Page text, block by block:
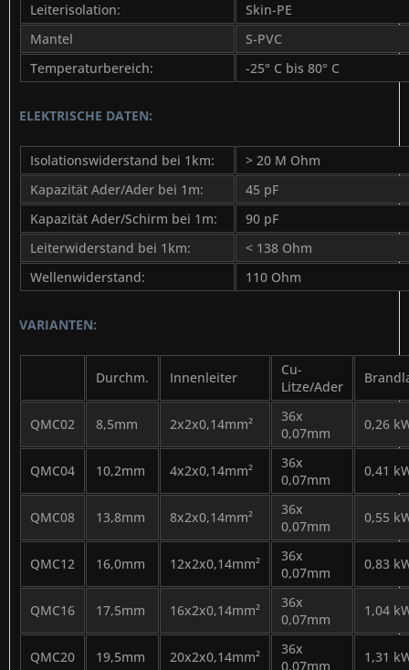
Leiterisolation:
Skin-PE
Mantel
S-PVC
Temperaturbereich:
-25° C bis 80° C
ELEKTRISCHE DATEN:
Isolationswiderstand bei 1km:
> 20 M Ohm
Kapazität Ader/Ader bei 1m:
45 pF
Kapazität Ader/Schirm bei 1m:
90 pF
Leiterwiderstand bei 1km:
< 138 Ohm
Wellenwiderstand:
110 Ohm
VARIANTEN:
Durchm. Innenleiter
Cu-
Litze/Ader
QMC02 8,5mm 2x2x0,14mm²
36x
0,07mm
0,26
QMC04 10,2mm 4x2x0,14mm²
36x
0,07mm
0,41
QMC08 13,8mm 8x2x0,14mm²
36x
0,07mm
0,55
QMC12 16,0mm 12x2x0,14mm²
36x
0,07mm
0,83
QMC16 17,5mm 16x2x0,14mm²
36x
0,07mm
1,04
QMC20 19,5mm 20x2x0,14mm²
36x
0,07mm
1,31